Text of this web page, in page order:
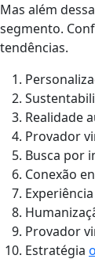
Mas além
segmento.
tendências.
Realidade
Provador
Busca por
Conexão
Provador
Estratégia